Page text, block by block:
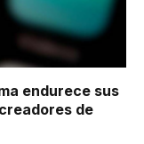
endurece sus
de